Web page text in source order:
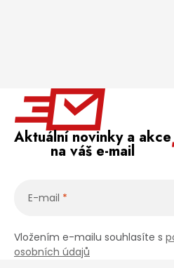
Aktuální novinky a akce
na váš e-mail
E-mail
Vložením e-mailu souhlasíte s
osobních údajů